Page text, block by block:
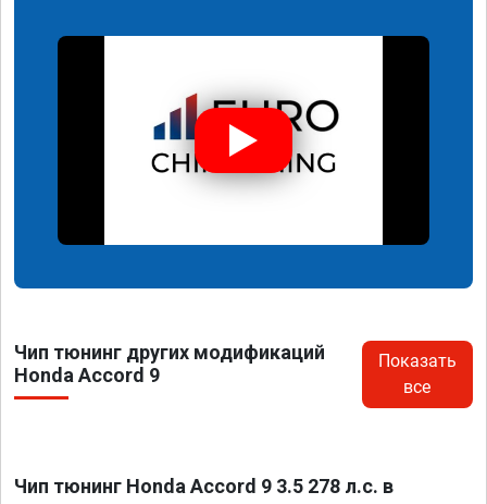
Чип тюнинг других модификаций
Honda Accord 9
Показать
все
Чип тюнинг Honda Accord 9 3.5 278 л.с. в